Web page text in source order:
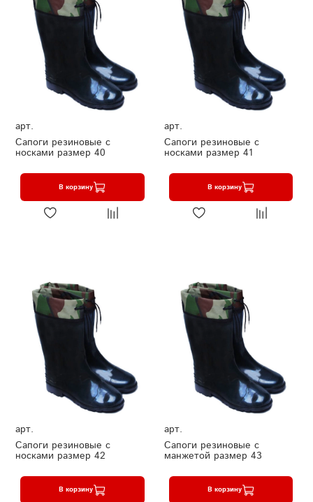
арт.
Сапоги резиновые с
носками размер 40
В корзину
арт.
Сапоги резиновые с
носками размер 41
В корзину
арт.
Сапоги резиновые с
носками размер 42
В корзину
арт.
Сапоги резиновые с
манжетой размер 43
В корзину